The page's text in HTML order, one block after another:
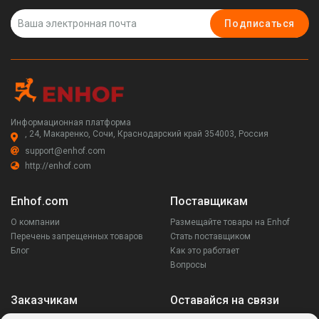
Подписаться
Информационная платформа
, 24, Макаренко, Сочи, Краснодарский край 354003, Россия
support@enhof.com
http://enhof.com
Enhof.com
О компании
Перечень запрещенных товаров
Блог
Поставщикам
Размещайте товары на Enhof
Стать поставщиком
Как это работает
Вопросы
Заказчикам Оставайся на связи